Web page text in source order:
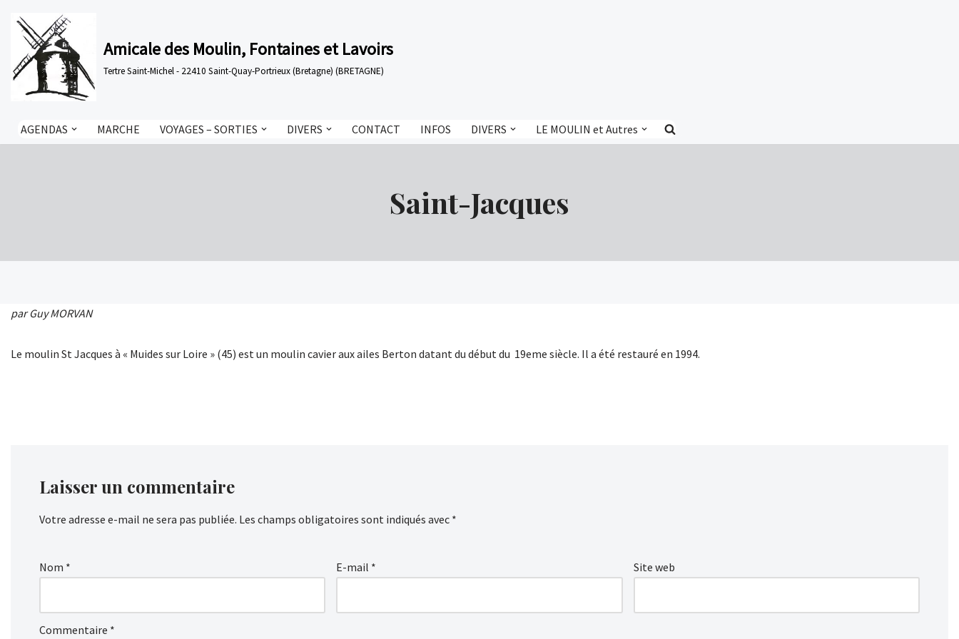
Aller
au
contenu
Amicale des Moulin, Fontaines et Lavoirs
Tertre Saint-Michel - 22410 Saint-Quay-Portrieux (Bretagne) (BRETAGNE)
AGENDAS MARCHE VOYAGES – SORTIES DIVERS CONTACT INFOS DIVERS LE MOULIN et Autres
Saint-Jacques
par Guy MORVAN
Le moulin St Jacques à « Muides sur Loire » (45) est un moulin cavier aux ailes Berton datant du début du 19eme siècle. Il a été restauré en 1994.
Laisser un commentaire
Votre adresse e-mail ne sera pas publiée. Les champs obligatoires sont indiqués avec *
Nom * E-mail * Site web
Commentaire *